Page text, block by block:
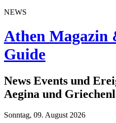
NEWS
Athen Magazin
Guide
News Events und
Aegina und
Sonntag, 09. August 2026